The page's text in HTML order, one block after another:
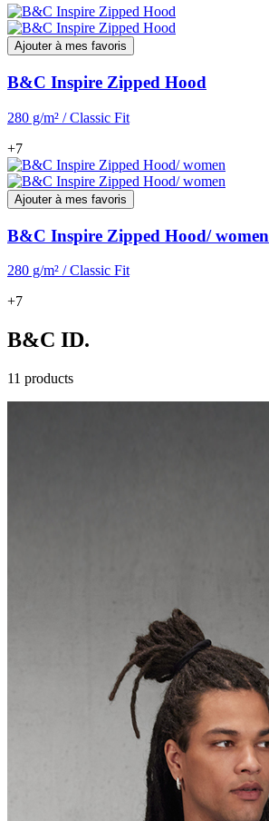
Ajouter à mes favoris
B&C Inspire Zipped Hood
280 g/m² / Classic Fit
+7
Ajouter à mes favoris
B&C Inspire Zipped Hood/ women
280 g/m² / Classic Fit
+7
B&C ID.
11 products